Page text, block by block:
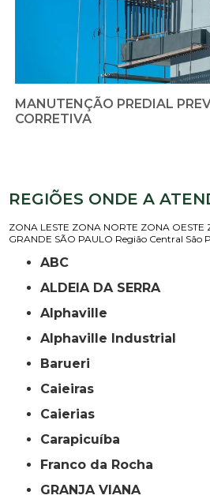
MANUTENÇÃO PREDIAL
CORRETIVA
REGIÕES ONDE A
ZONA LESTE ZONA NORTE ZONA OESTE
GRANDE SÃO PAULO Região Central São
ABC
ALDEIA DA SERRA
Alphaville
Alphaville Industrial
Barueri
Caieiras
Caierias
Carapicuíba
Franco da Rocha
GRANJA VIANA